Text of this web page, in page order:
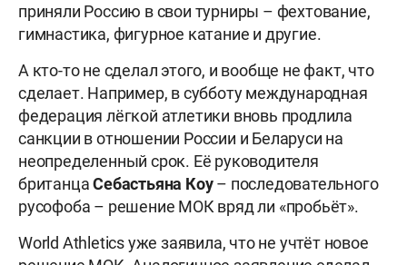
приняли Россию в свои турниры – фехтование,
гимнастика, фигурное катание и другие.
А кто-то не сделал этого, и вообще не факт, что
сделает. Например, в субботу международная
федерация лёгкой атлетики вновь продлила
санкции в отношении России и Беларуси на
неопределенный срок. Её руководителя
британцаСебастьяна Коу– последовательного
русофоба – решение МОК вряд ли «пробьёт».
World Athletics уже заявила, что не учтёт новое